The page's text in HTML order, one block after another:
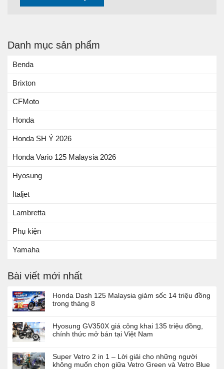
Danh mục sản phẩm
Benda
Brixton
CFMoto
Honda
Honda SH Ý 2026
Honda Vario 125 Malaysia 2026
Hyosung
Italjet
Lambretta
Phụ kiện
Yamaha
Bài viết mới nhất
Honda Dash 125 Malaysia giảm sốc 14 triệu đồng
trong tháng 8
Hyosung GV350X giá công khai 135 triệu đồng,
chính thức mở bán tại Việt Nam
Super Vetro 2 in 1 – Lời giải cho những người
không muốn chọn giữa Vetro Green và Vetro Blue